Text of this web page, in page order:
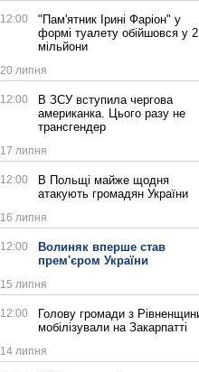
12:00
"Пам'ятник Ірині Фаріон" у
формі туалету обійшовся у 2
мільйони
20 липня
12:00
В ЗСУ вступила чергова
американка. Цього разу не
трансгендер
17 липня
12:00
В Польщі майже щодня
атакують громадян України
16 липня
12:00
Волиняк вперше став
прем'єром України
15 липня
12:00
Голову громади з
мобілізували на Закарпатті
14 липня